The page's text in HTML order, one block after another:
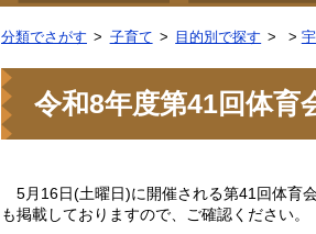
分類でさがす 子育て 目的別で探す >
令和8年度第41回体育
5月16日(土曜日)に開催される第41回体育
も掲載しておりますので、ご確認ください。